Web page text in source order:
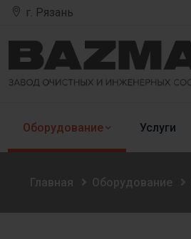
г. Рязань
Оборудование Услуги
Главная Оборудование